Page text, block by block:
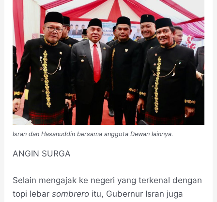
Isran dan Hasanuddin bersama anggota Dewan lainnya.
ANGIN SURGA
Selain mengajak ke negeri yang terkenal dengan
topi lebarsombrero itu, Gubernur Isran juga